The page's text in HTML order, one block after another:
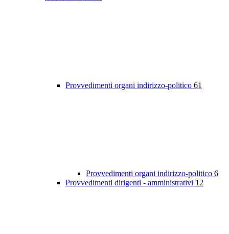
Provvedimenti organi indirizzo-politico 61
Provvedimenti organi indirizzo-politico 6
Provvedimenti dirigenti - amministrativi 12